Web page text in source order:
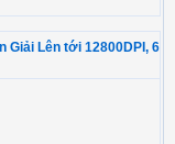
Giải Lên tới 12800DPI, 6